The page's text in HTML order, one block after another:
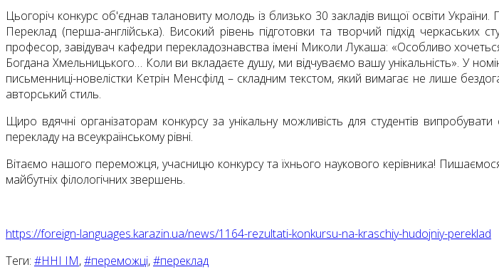
Цьогоріч конкурс об'єднав талановиту молодь із близько 30 закладів вищої освіти
Переклад (перша-англійська). Високий рівень підготовки та творчий підхід черкаських
професор, завідувач кафедри перекладознавства імені Миколи Лукаша: «Особливо
Богдана Хмельницького… Коли ви вкладаєте душу, ми відчуваємо вашу унікальність». У
письменниці-новелістки Кетрін Менсфілд – складним текстом, який вимагає не лише
авторський стиль.
Щиро вдячні організаторам конкурсу за унікальну можливість для студентів
перекладу на всеукраїнському рівні.
Вітаємо нашого переможця, учасницю конкурсу та їхнього наукового керівника!
майбутніх філологічних звершень.
https://foreign-languages.karazin.ua/news/1164-rezultati-konkursu-na-kraschiy-hudojniy-pereklad
Теги: #ННІ ІМ,#переможці,#переклад